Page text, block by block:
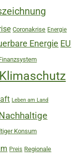
Coronakrise Energie
Energie EU
Klimaschutz
Leben am Land
Konsum
Preis Regionale